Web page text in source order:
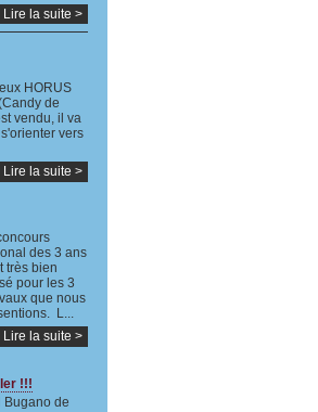
Lire la suite >
HORUS
de
vendu, il va
vers
Lire la suite >
des 3 ans
très bien
pour les 3
que nous
L...
Lire la suite >
!!!
Bugano de